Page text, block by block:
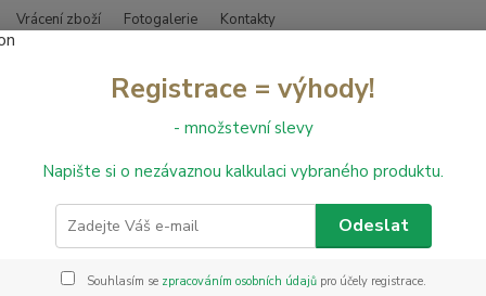
Vrácení zboží Fotogalerie Kontakty
Hledat
Vinylové podlahy Vinylová podlaha DESIGNART 0,30 Rigid Click -
podlaha DESIGNART
Registrace = výhody!
- množstevní slevy
Napište si o nezávaznou kalkulaci vybraného produktu.
Odeslat
Souhlasím se zpracováním osobních údajůpro účely registrace.